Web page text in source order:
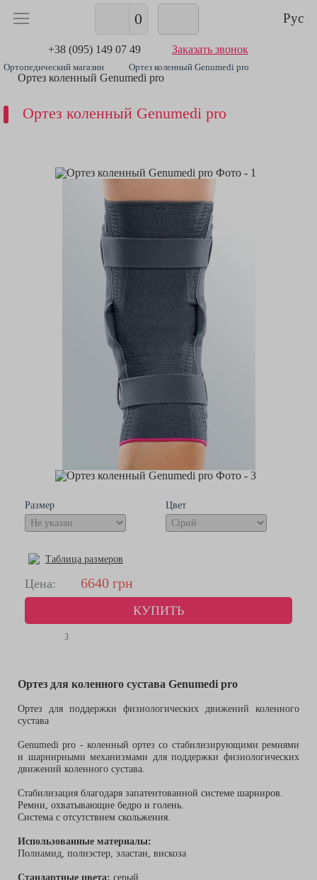
0 Рус
+38 (095) 149 07 49 Заказать звонок
Ортопедический магазин Ортез коленный Genumedi pro
Ортез коленный Genumedi pro
Ортез коленный Genumedi pro
Размер Цвет
Таблица размеров
Цена: 6640 грн
КУПИТЬ
3
Ортез для коленного сустава Genumedi pro
Ортез для поддержки физиологических движений коленного
сустава
Genumedi pro - коленный ортез со стабилизирующими ремнями
и шарнирными механизмами для поддержки физиологических
движений коленного сустава.
Стабилизация благодаря запатентованной системе шарниров.
Ремни, охватывающие бедро и голень.
Система с отсутствием скольжения.
Использованные материалы:
Полиамид, полиэстер, эластан, вискоза
Стандартные цвета: серый